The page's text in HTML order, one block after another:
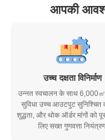
आपकी
उन्नत स्वचालन के साथ 6,000㎡
सुविधा उच्च आउटपुट सुनिश्चित
शुद्धता, और थोक ऑर्डर मांगों को